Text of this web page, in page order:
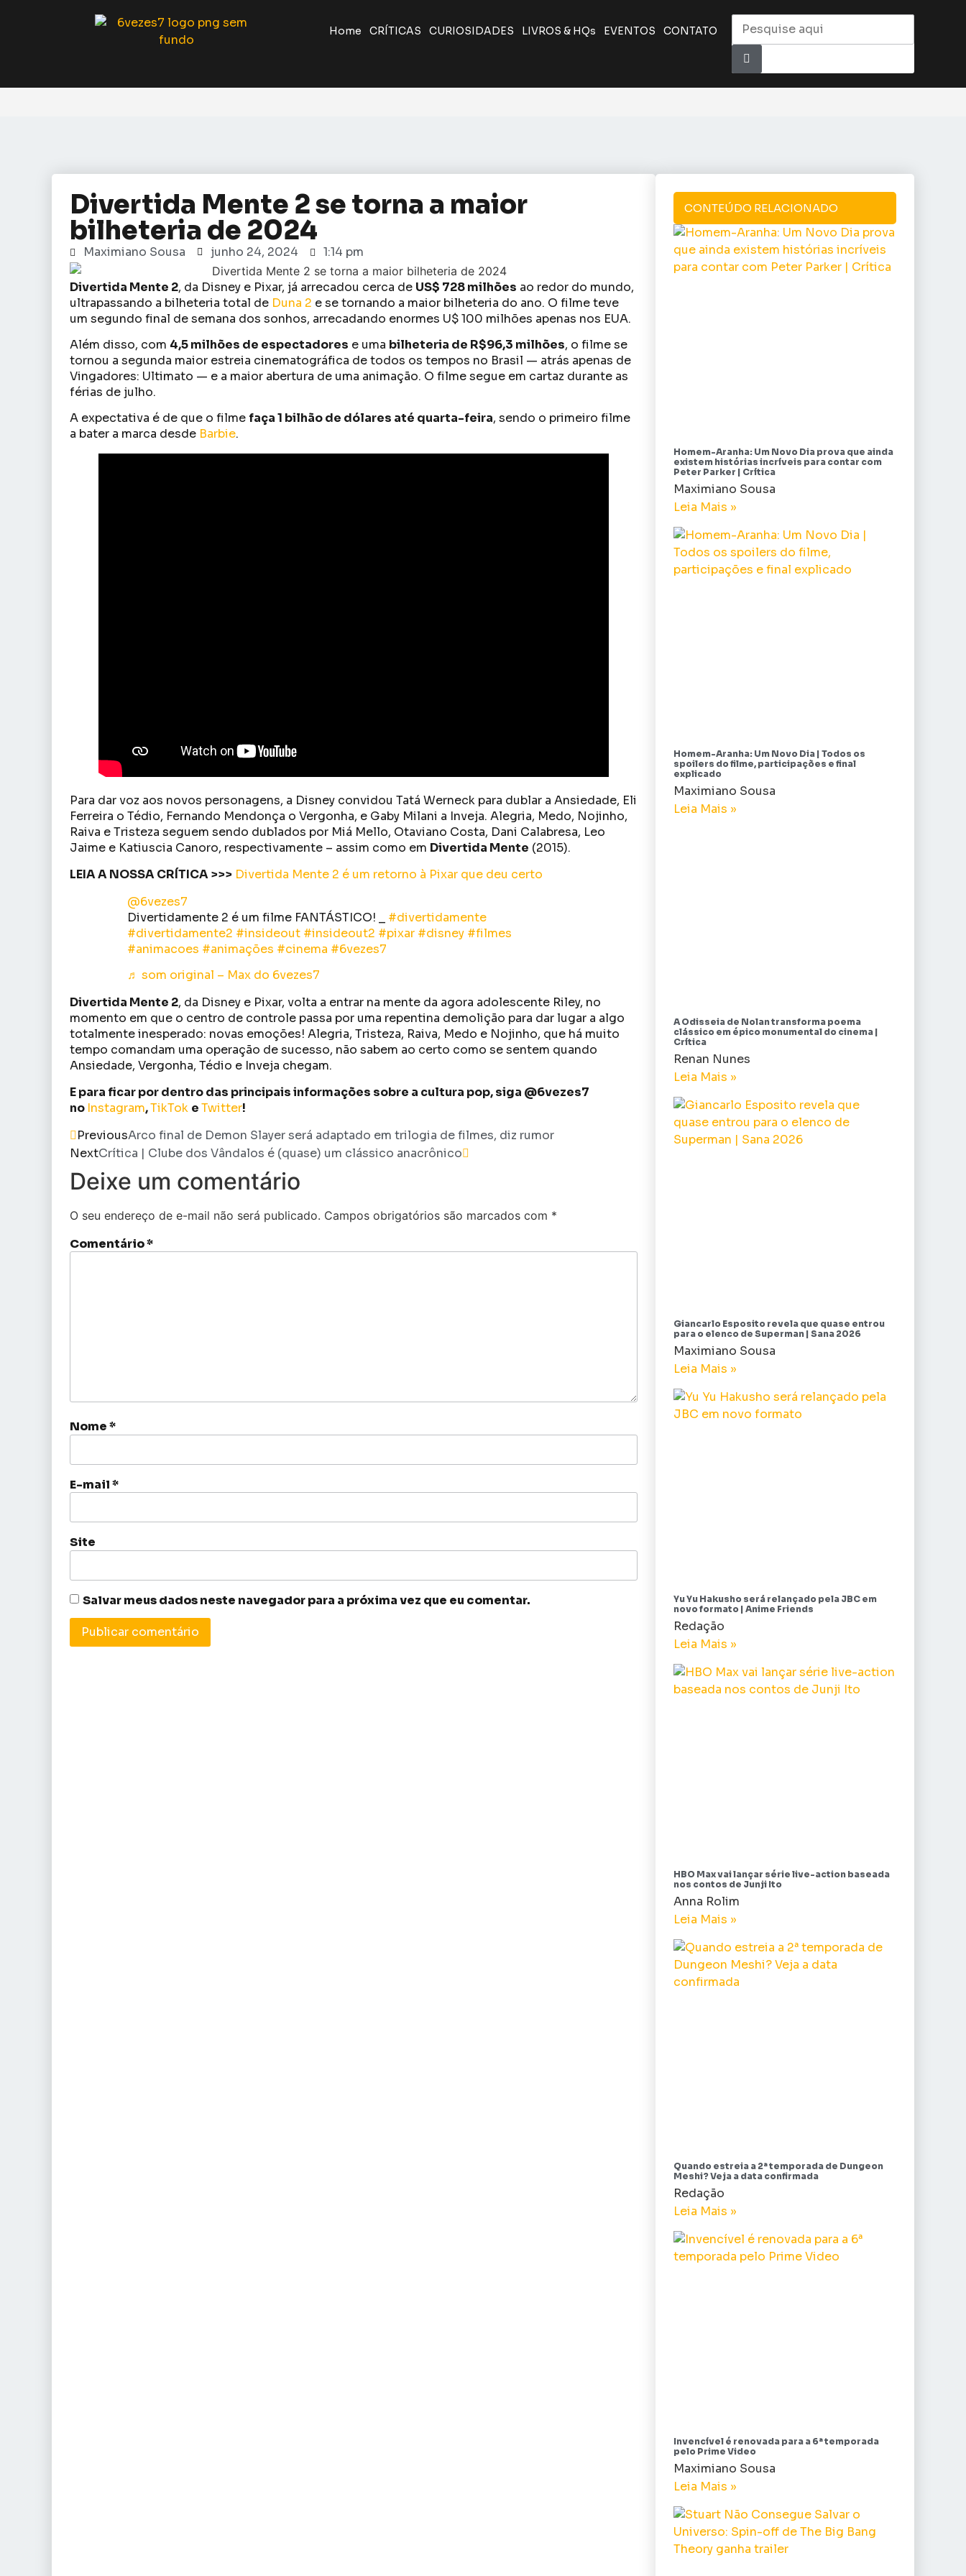
Home CRÍTICAS CURIOSIDADES LIVROS & HQs EVENTOS CONTATO
Divertida Mente 2 se torna a maior
bilheteria de 2024
Maximiano Sousa junho 24, 2024 1:14 pm
Divertida Mente 2, da Disney e Pixar, já arrecadou cerca de US$ 728 milhões ao redor do mundo,
ultrapassando a bilheteria total de Duna 2 e se tornando a maior bilheteria do ano. O filme teve
um segundo final de semana dos sonhos, arrecadando enormes U$ 100 milhões apenas nos EUA.
Além disso, com 4,5 milhões de espectadores e uma bilheteria de R$96,3 milhões, o filme se
tornou a segunda maior estreia cinematográfica de todos os tempos no Brasil — atrás apenas de
Vingadores: Ultimato — e a maior abertura de uma animação. O filme segue em cartaz durante as
férias de julho.
A expectativa é de que o filme faça 1 bilhão de dólares até quarta-feira, sendo o primeiro filme
a bater a marca desde Barbie.
Para dar voz aos novos personagens, a Disney convidou Tatá Werneck para dublar a Ansiedade, Eli
Ferreira o Tédio, Fernando Mendonça o Vergonha, e Gaby Milani a Inveja. Alegria, Medo, Nojinho,
Raiva e Tristeza seguem sendo dublados por Miá Mello, Otaviano Costa, Dani Calabresa, Leo
Jaime e Katiuscia Canoro, respectivamente – assim como em Divertida Mente (2015).
LEIA A NOSSA CRÍTICA >>> Divertida Mente 2 é um retorno à Pixar que deu certo
@6vezes7
Divertidamente 2 é um filme FANTÁSTICO! _ #divertidamente
#divertidamente2 #insideout #insideout2 #pixar #disney #filmes
#animacoes #animações #cinema #6vezes7
♬ som original – Max do 6vezes7
Divertida Mente 2, da Disney e Pixar, volta a entrar na mente da agora adolescente Riley, no
momento em que o centro de controle passa por uma repentina demolição para dar lugar a algo
totalmente inesperado: novas emoções! Alegria, Tristeza, Raiva, Medo e Nojinho, que há muito
tempo comandam uma operação de sucesso, não sabem ao certo como se sentem quando
Ansiedade, Vergonha, Tédio e Inveja chegam.
E para ficar por dentro das principais informações sobre a cultura pop, siga @6vezes7
no Instagram,TikTok eTwitter!
PreviousArco final de Demon Slayer será adaptado em trilogia de filmes, diz rumor
NextCrítica | Clube dos Vândalos é (quase) um clássico anacrônico
Deixe um comentário
O seu endereço de e-mail não será publicado. Campos obrigatórios são marcados com *
Comentário*
Nome*
E-mail*
Site
Salvar meus dados neste navegador para a próxima vez que eu comentar.
CONTEÚDO RELACIONADO
Homem-Aranha: Um Novo Dia prova que ainda
existem histórias incríveis para contar com
Peter Parker | Crítica
Maximiano Sousa
Leia Mais »
Homem-Aranha: Um Novo Dia | Todos os
spoilers do filme, participações e final
explicado
Maximiano Sousa
Leia Mais »
A Odisseia de Nolan transforma poema
clássico em épico monumental do cinema |
Crítica
Renan Nunes
Leia Mais »
Giancarlo Esposito revela que quase entrou
para o elenco de Superman | Sana 2026
Maximiano Sousa
Leia Mais »
Yu Yu Hakusho será relançado pela JBC em
novo formato | Anime Friends
Redação
Leia Mais »
HBO Max vai lançar série live-action baseada
nos contos de Junji Ito
Anna Rolim
Leia Mais »
Quando estreia a 2ª temporada de Dungeon
Meshi? Veja a data confirmada
Redação
Leia Mais »
Invencível é renovada para a 6ª temporada
pelo Prime Video
Maximiano Sousa
Leia Mais »